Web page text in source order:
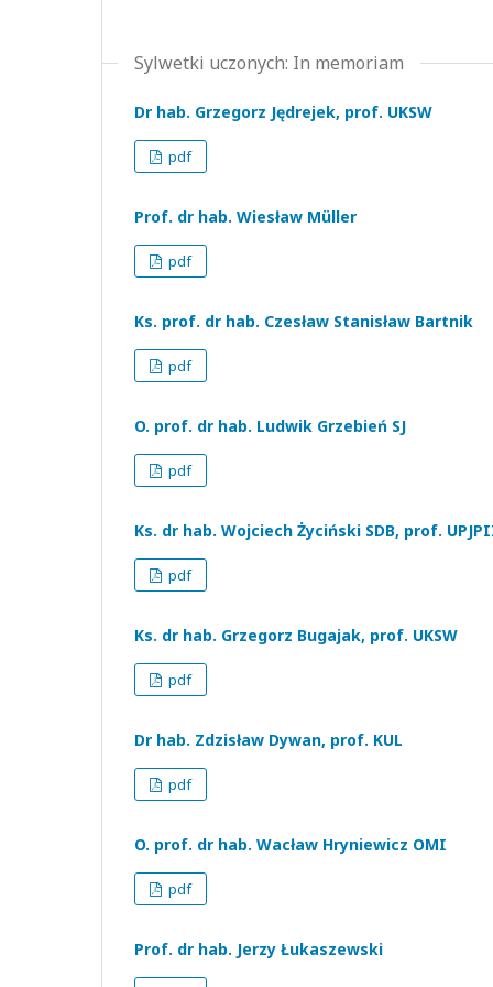
Sylwetki uczonych: In memoriam
Dr hab. Grzegorz Jędrejek, prof. UKSW
pdf
Prof. dr hab. Wiesław Müller
pdf
Ks. prof. dr hab. Czesław Stanisław Bartnik
pdf
O. prof. dr hab. Ludwik Grzebień SJ
pdf
Ks. dr hab. Wojciech Życiński SDB, prof.
pdf
Ks. dr hab. Grzegorz Bugajak, prof. UKSW
pdf
Dr hab. Zdzisław Dywan, prof. KUL
pdf
O. prof. dr hab. Wacław Hryniewicz OMI
pdf
Prof. dr hab. Jerzy Łukaszewski